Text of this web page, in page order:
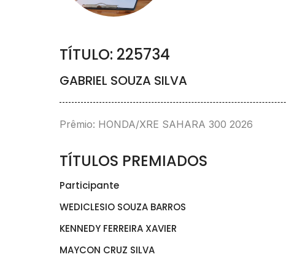
TÍTULO: 225734
GABRIEL SOUZA SILVA
Prêmio: HONDA/XRE SAHARA 300 2026
TÍTULOS PREMIADOS
Participante
WEDICLESIO SOUZA BARROS
KENNEDY FERREIRA XAVIER
MAYCON CRUZ SILVA